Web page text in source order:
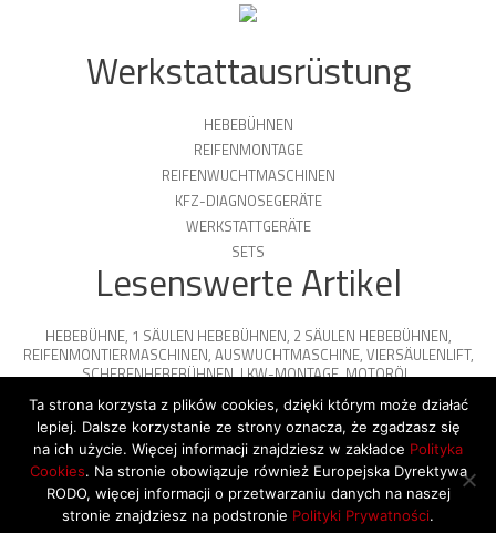
Werkstattausrüstung
HEBEBÜHNEN
REIFENMONTAGE
REIFENWUCHTMASCHINEN
KFZ-DIAGNOSEGERÄTE
WERKSTATTGERÄTE
SETS
Lesenswerte Artikel
HEBEBÜHNE, 1 SÄULEN HEBEBÜHNEN, 2 SÄULEN HEBEBÜHNEN,
REIFENMONTIERMASCHINEN, AUSWUCHTMASCHINE, VIERSÄULENLIFT,
SCHERENHEBEBÜHNEN,LKW-MONTAGE,MOTORÖL,
PARKPLATTFORMEN
© 2026 Copyright by SiegStar. All rights
reserved
Regulamin Shipping
Ta strona korzysta z plików cookies, dzięki którym może działać
lepiej. Dalsze korzystanie ze strony oznacza, że zgadzasz się
na ich użycie. Więcej informacji znajdziesz w zakładce Polityka
Cookies. Na stronie obowiązuje również Europejska Dyrektywa
RODO, więcej informacji o przetwarzaniu danych na naszej
stronie znajdziesz na podstronie Polityki Prywatności.